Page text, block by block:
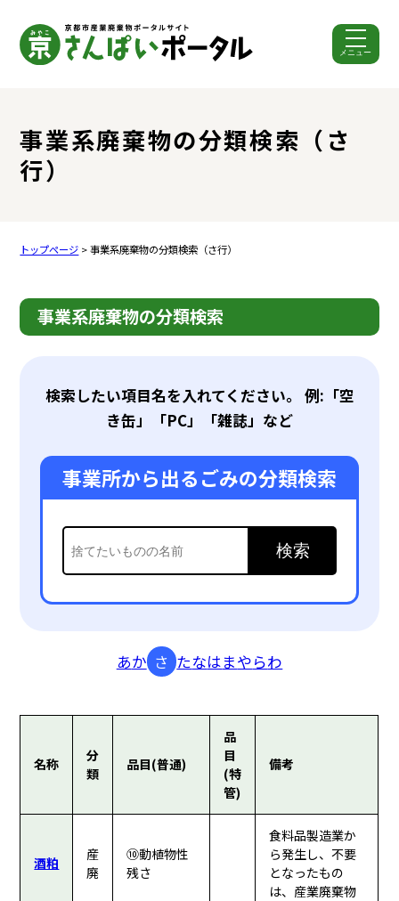
メニュー
事業系廃棄物の分類検索（さ
行）
トップページ > 事業系廃棄物の分類検索（さ行）
事業系廃棄物の分類検索
検索したい項目名を入れてください。 例:「空
き缶」「PC」「雑誌」など
事業所から出るごみの分類検索
検索
あか さ たなはまやらわ
名称
分
類
品目(普通)
品
目
(特
管)
備考
酒粕
産
廃
⑩動植物性
残さ
食料品製造業か
ら発生し、不要
となったもの
は、産業廃棄物